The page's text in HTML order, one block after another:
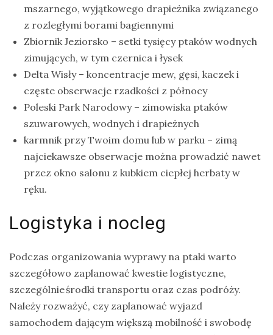
mszarnego, wyjątkowego drapieżnika związanego
z rozległymi borami bagiennymi
Zbiornik Jeziorsko – setki tysięcy ptaków wodnych
zimujących, w tym czernica i łysek
Delta Wisły – koncentracje mew, gęsi, kaczek i
częste obserwacje rzadkości z północy
Poleski Park Narodowy – zimowiska ptaków
szuwarowych, wodnych i drapieżnych
karmnik przy Twoim domu lub w parku – zimą
najciekawsze obserwacje można prowadzić nawet
przez okno salonu z kubkiem ciepłej herbaty w
ręku.
Logistyka i nocleg
Podczas organizowania wyprawy na ptaki warto
szczegółowo zaplanować kwestie logistyczne,
szczególnie środki transportu oraz czas podróży.
Należy rozważyć, czy zaplanować wyjazd
samochodem dającym większą mobilność i swobodę